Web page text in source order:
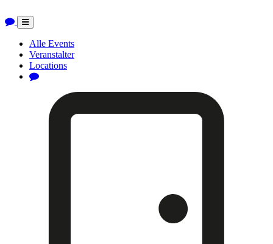
Toggle
navigation
Alle Events
Veranstalter
Locations